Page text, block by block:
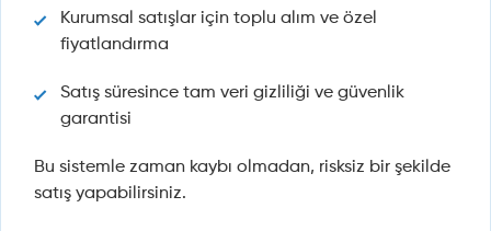
Kurumsal satışlar için toplu alım ve özel
fiyatlandırma
Satış süresince tam veri gizliliği ve güvenlik
garantisi
Bu sistemle zaman kaybı olmadan, risksiz bir şekilde
satış yapabilirsiniz.